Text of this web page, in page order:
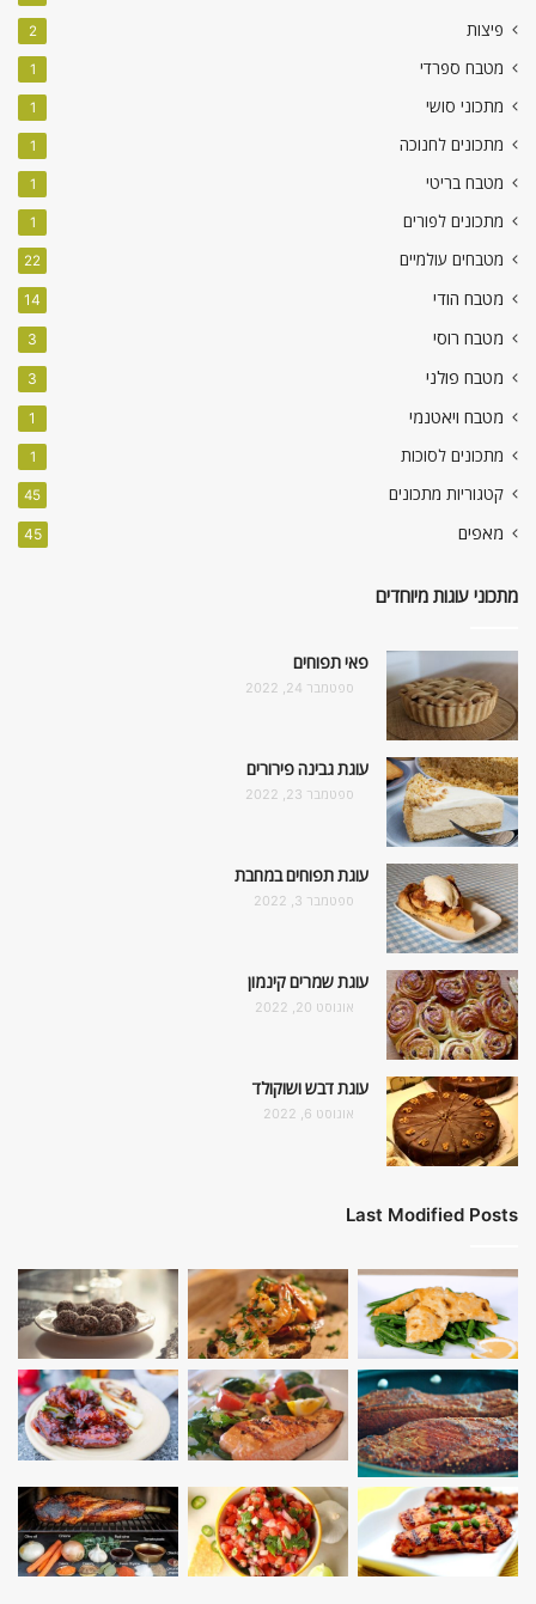
פיצות 2
מטבח ספרדי 1
מתכוני סושי 1
מתכונים לחנוכה 1
מטבח בריטי 1
מתכונים לפורים 1
מטבחים עולמיים 22
מטבח הודי 14
מטבח רוסי 3
מטבח פולני 3
מטבח ויאטנמי 1
מתכונים לסוכות 1
קטגוריות מתכונים 45
מאפים 45
מתכוני עוגות מיוחדים
פאי תפוחים
ספטמבר 24, 2022
עוגת גבינה פירורים
ספטמבר 23, 2022
עוגת תפוחים במחבת
ספטמבר 3, 2022
עוגת שמרים קינמון
אוגוסט 20, 2022
עוגת דבש ושוקולד
אוגוסט 6, 2022
Last Modified Posts